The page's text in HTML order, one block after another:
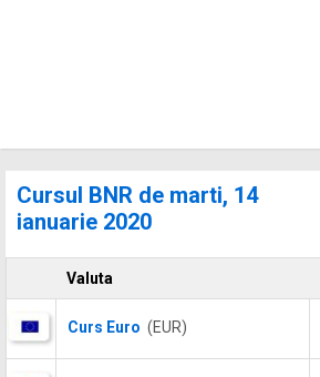
Cursul BNR de marti, 14
ianuarie 2020
Valuta
Curs Euro (EUR)